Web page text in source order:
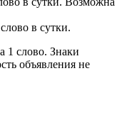
в сутки.
1 слово. Знаки
объявления не